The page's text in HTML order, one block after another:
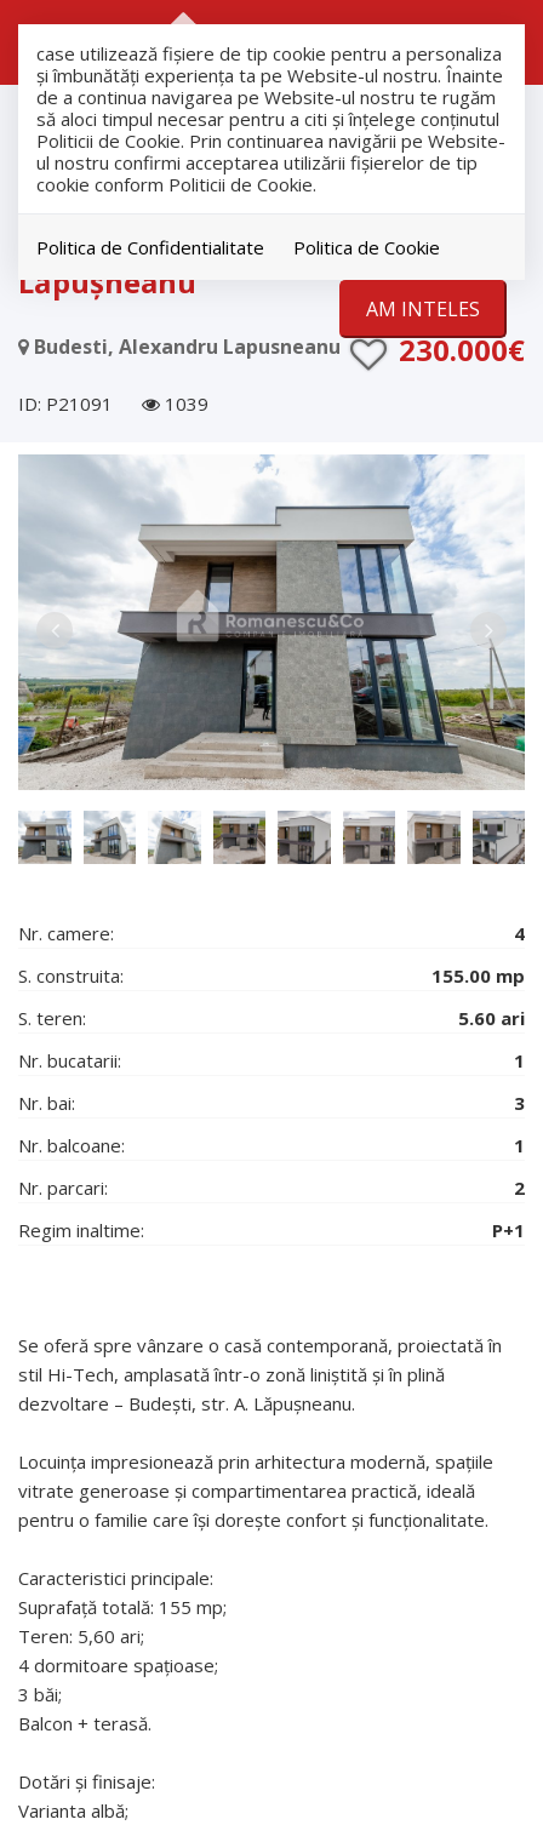
case utilizează fişiere de tip cookie pentru a personaliza
și îmbunătăți experiența ta pe Website-ul nostru. Înainte
de a continua navigarea pe Website-ul nostru te rugăm
să aloci timpul necesar pentru a citi și înțelege conținutul
Politicii de Cookie. Prin continuarea navigării pe Website-
ul nostru confirmi acceptarea utilizării fişierelor de tip
cookie conform Politicii de Cookie.
Politica de Confidentialitate Politica de Cookie
AM INTELES
Vanzare
Case
Budesti
vânzare – Budești, str. A.
Lăpușneanu
Budesti, Alexandru Lapusneanu 230.000€
ID: P21091 1039
Nr. camere:
4
S. construita:
155.00 mp
S. teren:
5.60 ari
Nr. bucatarii:
1
Nr. bai:
3
Nr. balcoane:
1
Nr. parcari:
2
Regim inaltime:
P+1
Se oferă spre vânzare o casă contemporană, proiectată în
stil Hi-Tech, amplasată într-o zonă liniștită și în plină
dezvoltare – Budești, str. A. Lăpușneanu.
Locuința impresionează prin arhitectura modernă, spațiile
vitrate generoase și compartimentarea practică, ideală
pentru o familie care își dorește confort și funcționalitate.
Caracteristici principale:
Suprafață totală: 155 mp;
Teren: 5,60 ari;
4 dormitoare spațioase;
3 băi;
Balcon + terasă.
Dotări și finisaje:
Varianta albă;